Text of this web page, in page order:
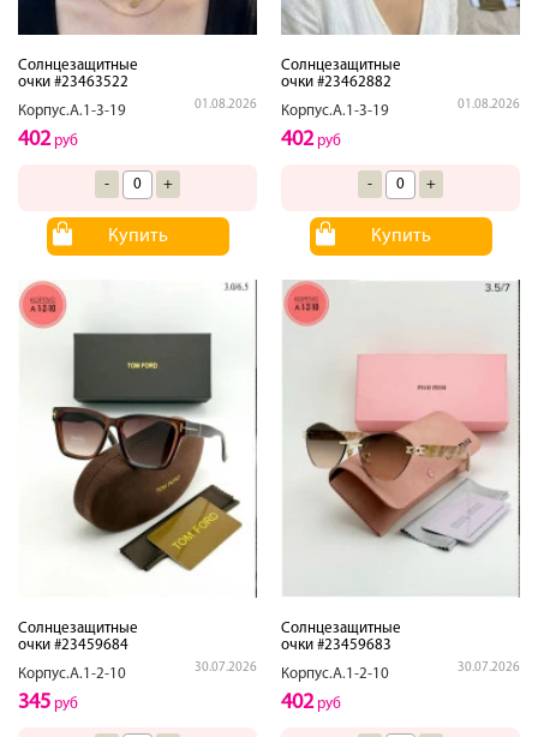
Солнцезащитные
очки #23463522
Корпус.А.1-3-19
01.08.2026
402руб
- +
Купить
Солнцезащитные
очки #23462882
Корпус.А.1-3-19
01.08.2026
402руб
- +
Купить
Солнцезащитные
очки #23459684
Корпус.А.1-2-10
30.07.2026
345 руб
Солнцезащитные
очки #23459683
Корпус.А.1-2-10
30.07.2026
402руб